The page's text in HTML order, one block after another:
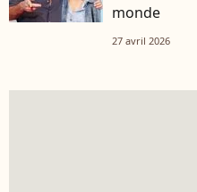
monde
27 avril 2026